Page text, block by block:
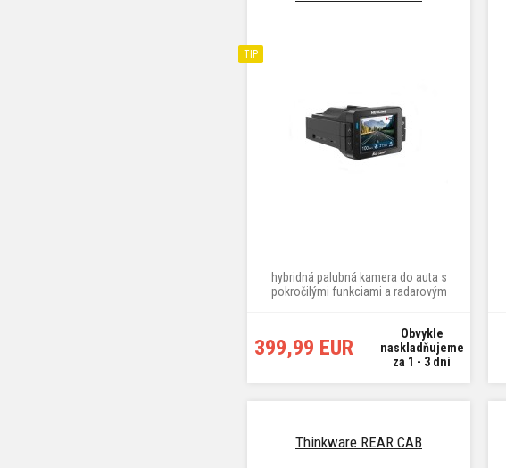
TIP
hybridná palubná kamera do auta s
pokročilými funkciami a radarovým
399,99 EUR
Obvykle
naskladňujeme
za 1 - 3 dni
Thinkware REAR CAB